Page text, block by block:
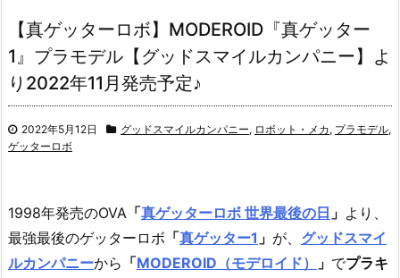
【真ゲッターロボ】MODEROID『真ゲッター
1』プラモデル【グッドスマイルカンパニー】よ
り2022年11月発売予定♪
2022年5月12日 グッドスマイルカンパニー, ロボット・メカ , プラモデル,
ゲッターロボ
1998年発売のOVA 「真ゲッターロボ 世界最後の日 」 より、
最強最後のゲッターロボ 「真ゲッター1 」 が、 グッドスマイ
ルカンパニーから 「MODEROID（モデロイド） 」 でプラキ